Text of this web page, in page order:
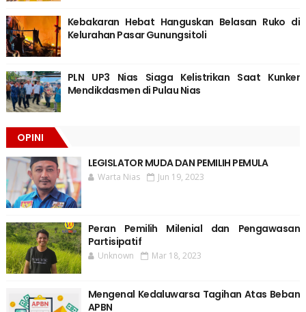
Kebakaran Hebat Hanguskan Belasan Ruko di
Kelurahan Pasar Gunungsitoli
PLN UP3 Nias Siaga Kelistrikan Saat Kunker
Mendikdasmen di Pulau Nias
OPINI
LEGISLATOR MUDA DAN PEMILIH PEMULA
Warta Nias Jun 19, 2023
Peran Pemilih Milenial dan Pengawasan
Partisipatif
Unknown Mar 18, 2023
Mengenal Kedaluwarsa Tagihan Atas Beban
APBN